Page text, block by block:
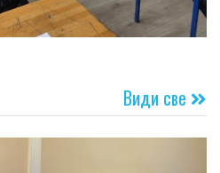
Види све